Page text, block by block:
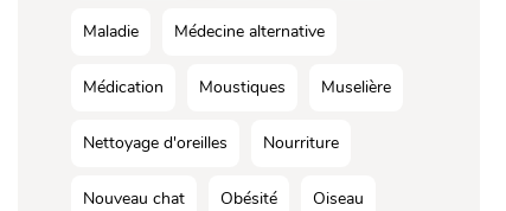
Maladie Médecine alternative
Médication Moustiques Muselière
Nettoyage d'oreilles Nourriture
Nouveau chat Obésité Oiseau